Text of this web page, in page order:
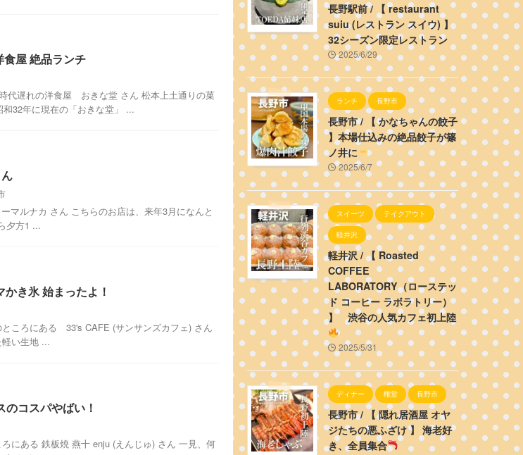
屋 絶品ランチ
代遅れの洋食屋 おきな堂 さん 松本上土通りの菓
32年に現在の「おきな堂」 ...
マルナカ さん こちらのお店は、来年3月になんと
夕方1 ...
き氷 始まったよ！
ころにある 33's CAFE (サンサンズカフェ) さん
い生地 ...
コスパやばい！
にある 鉄板焼 燕十 enju (えんじゅ) さん 一見、何
長野駅前 / 【 restaurant
suiu (レストラン スイウ) 】
32シーズン限定レストラン
2025/6/29
ランチ 長野市
長野市 / 【 かなちゃんの餃子
】本場仕込みの絶品餃子が篠
ノ井に
2025/6/7
スイーツ テイクアウト
軽井沢
軽井沢 / 【 Roasted
COFFEE
LABORATORY（ローステッ
ド コーヒー ラボラトリー）
】 渋谷の人気カフェ初上陸
2025/5/31
ディナー 権堂 長野市
長野市 / 【 隠れ居酒屋 オヤ
ジたちの悪ふざけ 】 海老好
き、全員集合